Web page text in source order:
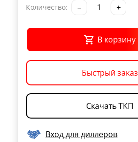
Количество: – +
В корзину
Быстрый заказ
Скачать ТКП
Вход для диллеров